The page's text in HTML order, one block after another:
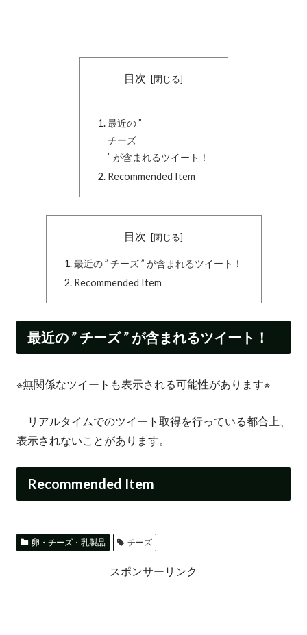
目次
最近の ”
チーズ
” が含まれるツイート！
Recommended Item
目次
最近の ” チーズ ” が含まれるツイート！
Recommended Item
最近の ” チーズ ” が含まれるツイート！
※無関係なツイートも表示される可能性があります※
リアルタイムでのツイート取得を行っている都合上、
表示されないことがあります。
Recommended Item
卵・チーズ・乳製品 チーズ
スポンサーリンク